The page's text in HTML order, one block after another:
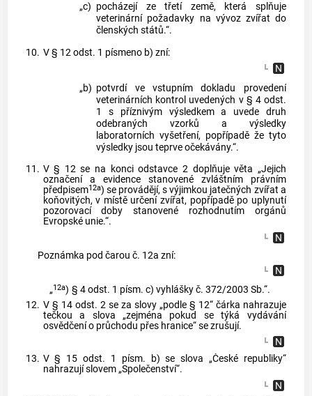
„c) pocházejí ze třetí země, která splňuje
veterinární požadavky na vývoz zvířat do
členských států.“.
10. V § 12 odst. 1 písmeno b) zní:
„b) potvrdí ve vstupním dokladu provedení
veterinárních kontrol uvedených v § 4 odst.
1 s příznivým výsledkem a uvede druh
odebraných vzorků a výsledky
laboratorních vyšetření, popřípadě že tyto
výsledky jsou teprve očekávány.“.
11. V § 12 se na konci odstavce 2 doplňuje věta „Jejich
označení a evidence stanovené zvláštním právním
předpisem12a) se provádějí, s výjimkou jatečných zvířat a
koňovitých, v místě určení zvířat, popřípadě po uplynutí
pozorovací doby stanovené rozhodnutím orgánů
Evropské unie.“.
Poznámka pod čarou č. 12a zní:
„12a) § 4 odst. 1 písm. c) vyhlášky č. 372/2003 Sb.“.
12. V § 14 odst. 2 se za slovy „podle § 12“ čárka nahrazuje
tečkou a slova „zejména pokud se týká vydávání
osvědčení o průchodu přes hranice“ se zrušují.
13. V § 15 odst. 1 písm. b) se slova „České republiky“
nahrazují slovem „Společenství“.